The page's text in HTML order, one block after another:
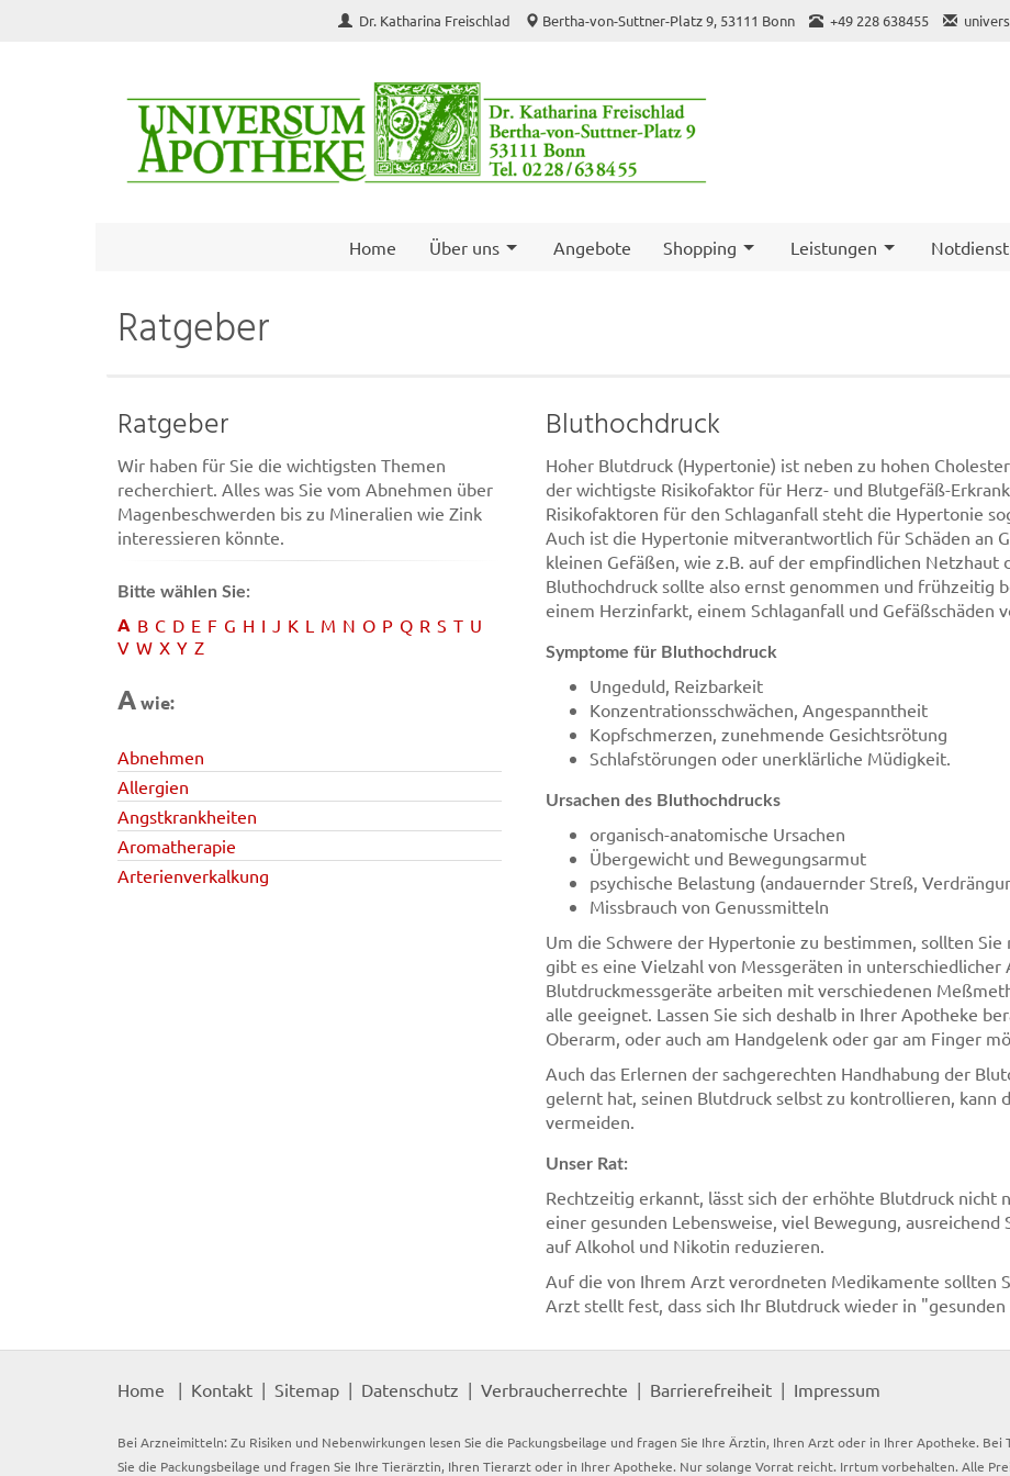
Dr. Katharina Freischlad Bertha-von-Suttner-Platz 9, 53111 Bonn +49 228 638455
Home Über uns Angebote Shopping Leistungen Notdienst
Ratgeber
Ratgeber
Wir haben für Sie die wichtigsten Themen
recherchiert. Alles was Sie vom Abnehmen über
Magenbeschwerden bis zu Mineralien wie Zink
interessieren könnte.
Bitte wählen Sie:
A B C D E F G H I J K L M N O P Q R S T U
V W X Y Z
Awie:
Abnehmen
Allergien
Angstkrankheiten
Aromatherapie
Arterienverkalkung
Bluthochdruck
Hoher Blutdruck (Hypertonie) ist neben zu hohen
der wichtigste Risikofaktor für Herz- und Blutgefäß-
Risikofaktoren für den Schlaganfall steht die Hypertonie
Auch ist die Hypertonie mitverantwortlich für Schäden an
kleinen Gefäßen, wie z.B. auf der empfindlichen Netzhaut
Bluthochdruck sollte also ernst genommen und frühzeitig
einem Herzinfarkt, einem Schlaganfall und Gefäßschäden
Symptome für Bluthochdruck
Ungeduld, Reizbarkeit
Konzentrationsschwächen, Angespanntheit
Kopfschmerzen, zunehmende Gesichtsrötung
Schlafstörungen oder unerklärliche Müdigkeit.
Ursachen des Bluthochdrucks
organisch-anatomische Ursachen
Übergewicht und Bewegungsarmut
psychische Belastung (andauernder Streß,
Missbrauch von Genussmitteln
Um die Schwere der Hypertonie zu bestimmen, sollten
gibt es eine Vielzahl von Messgeräten in
Blutdruckmessgeräte arbeiten mit verschiedenen
alle geeignet. Lassen Sie sich deshalb in Ihrer Apotheke
Oberarm, oder auch am Handgelenk oder gar am Finger
Auch das Erlernen der sachgerechten Handhabung der
gelernt hat, seinen Blutdruck selbst zu kontrollieren, kann
vermeiden.
Unser Rat:
Rechtzeitig erkannt, lässt sich der erhöhte Blutdruck
einer gesunden Lebensweise, viel Bewegung,
auf Alkohol und Nikotin reduzieren.
Auf die von Ihrem Arzt verordneten Medikamente sollten
Arzt stellt fest, dass sich Ihr Blutdruck wieder in
Home Kontakt Sitemap Datenschutz Verbraucherrechte Barrierefreiheit Impressum
Bei Arzneimitteln: Zu Risiken und Nebenwirkungen lesen Sie die Packungsbeilage und fragen Sie Ihre Ärztin, Ihren Arzt oder in Ihrer Apotheke.
Sie die Packungsbeilage und fragen Sie Ihre Tierärztin, Ihren Tierarzt oder in Ihrer Apotheke. Nur solange Vorrat reicht. Irrtum vorbehalten. Alle